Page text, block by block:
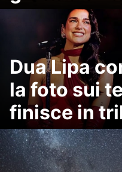
Dua Lipa
la foto sui
finisce in